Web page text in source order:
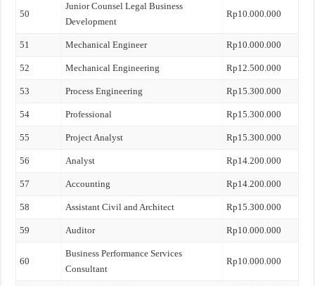
50
Junior Counsel Legal Business
Development
Rp10.000.000
51 Mechanical Engineer Rp10.000.000
52 Mechanical Engineering Rp12.500.000
53 Process Engineering Rp15.300.000
54 Professional Rp15.300.000
55 Project Analyst Rp15.300.000
56 Analyst Rp14.200.000
57 Accounting Rp14.200.000
58 Assistant Civil and Architect Rp15.300.000
59 Auditor Rp10.000.000
60
Business Performance Services
Consultant
Rp10.000.000